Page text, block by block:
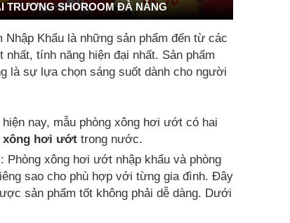
TRƯƠNG SHOROOM ĐÀ NẴNG
Nhập Khẩu là những sản phẩm đến từ các
tính năng hiện đại nhất. Sản phẩm
là sự lựa chọn sáng suốt dành cho người
nay, mẫu phòng xông hơi ướt có hai
xông hơi ướt trong nước.
xông hơi ướt nhập khẩu và phòng
sao cho phù hợp với từng gia đình. Đây
sản phẩm tốt không phải dễ dàng. Dưới